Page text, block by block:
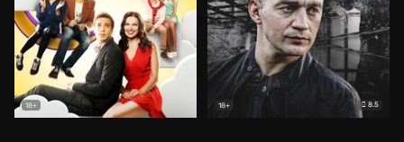
18+ 18+ 8.5